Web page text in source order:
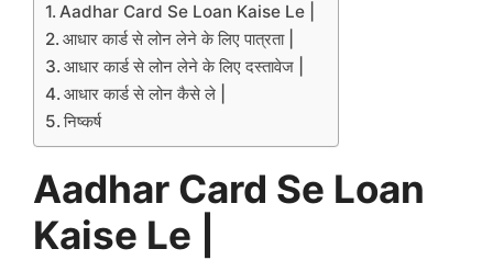
Aadhar Card Se Loan Kaise Le |
आधार कार्ड से लोन लेने के लिए पात्रता |
आधार कार्ड से लोन लेने के लिए दस्तावेज |
आधार कार्ड से लोन कैसे ले |
निष्कर्ष
Aadhar Card Se Loan
Kaise Le |